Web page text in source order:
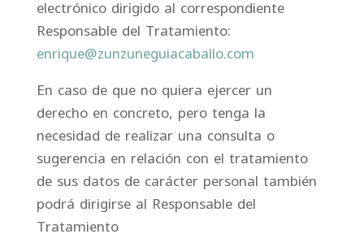
electrónico dirigido al correspondiente
Responsable del Tratamiento:
enrique@zunzuneguiacaballo.com
En caso de que no quiera ejercer un
derecho en concreto, pero tenga la
necesidad de realizar una consulta o
sugerencia en relación con el tratamiento
de sus datos de carácter personal también
podrá dirigirse al Responsable del
Tratamiento